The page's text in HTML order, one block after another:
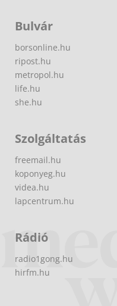
Bulvár
borsonline.hu
ripost.hu
metropol.hu
life.hu
she.hu
Szolgáltatás
freemail.hu
koponyeg.hu
videa.hu
lapcentrum.hu
Rádió
radio1gong.hu
hirfm.hu